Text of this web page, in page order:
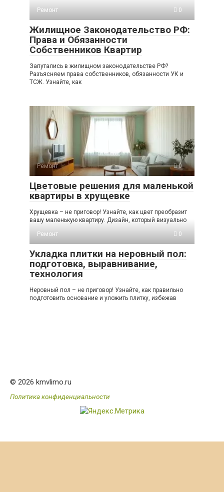
Ремонт 0
Жилищное Законодательство РФ:
Права и Обязанности
Собственников Квартир
Запутались в жилищном законодательстве РФ?
Разъясняем права собственников, обязанности УК и
ТСЖ. Узнайте, как
Ремонт 0
Цветовые решения для маленькой
квартиры в хрущевке
Хрущевка – не приговор! Узнайте, как цвет преобразит
вашу маленькую квартиру. Дизайн, который визуально
Ремонт
0
Укладка плитки на неровный пол:
подготовка, выравнивание,
технология
Неровный пол – не приговор! Узнайте, как правильно
подготовить основание и уложить плитку, избежав
© 2026 kmvlimo.ru
Политика конфиденциальности